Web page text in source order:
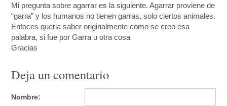
Mi pregunta sobre agarrar es la siguiente. Agarrar proviene de
“garra” y los humanos no tienen garras, solo ciertos animales.
Entoces queria saber originalmente como se creo esa
palabra, si fue por Garra u otra cosa
Gracias
Deja un comentario
Nombre: